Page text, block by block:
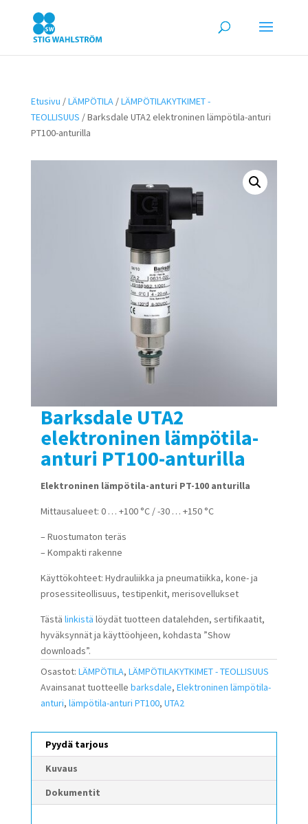
Etusivu /LÄMPÖTILA/LÄMPÖTILAKYTKIMET -
TEOLLISUUS / Barksdale UTA2 elektroninen lämpötila-anturi
PT100-anturilla
Barksdale UTA2
elektroninen lämpötila-
anturi PT100-anturilla
Elektroninen lämpötila-anturi PT-100 anturilla
Mittausalueet: 0 … +100 °C / -30 … +150 °C
– Ruostumaton teräs
– Kompakti rakenne
Käyttökohteet: Hydrauliikka ja pneumatiikka, kone- ja
prosessiteollisuus, testipenkit, merisovellukset
Tästä linkistä löydät tuotteen datalehden, sertifikaatit,
hyväksynnät ja käyttöohjeen, kohdasta ”Show
downloads”.
Osastot: LÄMPÖTILA, LÄMPÖTILAKYTKIMET - TEOLLISUUS
Avainsanat tuotteelle barksdale, Elektroninen lämpötila-
anturi, lämpötila-anturi PT100, UTA2
Pyydä tarjous
Kuvaus
Dokumentit